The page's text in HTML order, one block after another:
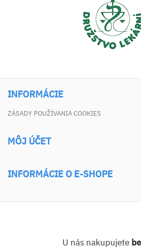
INFORMÁCIE
ZÁSADY POUŽÍVANIA COOKIES
MÔJ ÚČET
INFORMÁCIE O E-SHOPE
U nás nakupujete